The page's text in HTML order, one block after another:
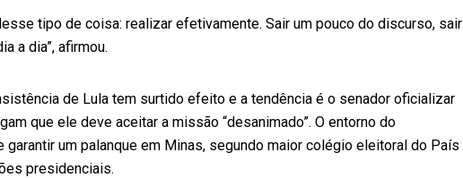
tipo de coisa: realizar efetivamente. Sair um pouco do discurso, sair
a dia”, afirmou.
de Lula tem surtido efeito e a tendência é o senador oficializar
que ele deve aceitar a missão “desanimado”. O entorno do
um palanque em Minas, segundo maior colégio eleitoral do País
presidenciais.